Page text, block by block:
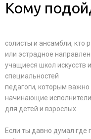
Кому
солисты и ансамбли, кто
или эстрадное
учащиеся школ искусств
специальностей
педагоги, которым
начинающие
для детей и взрослых
Если ты давно думал